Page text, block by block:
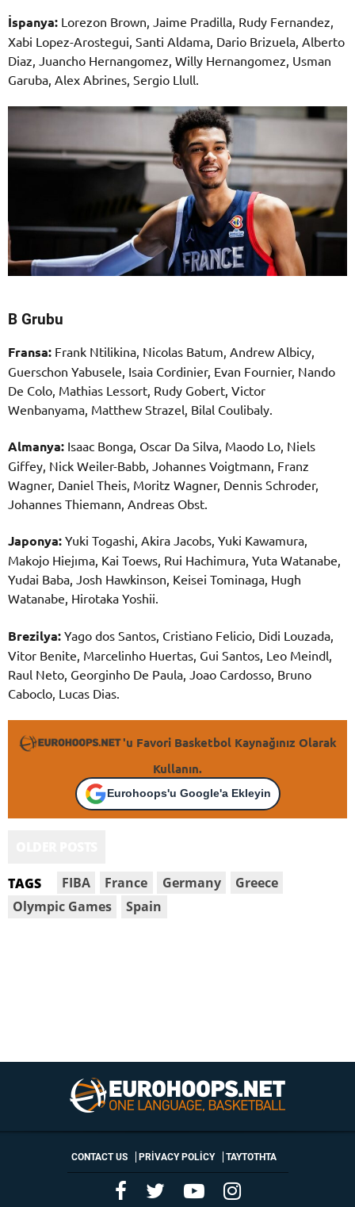
İspanya: Lorezon Brown, Jaime Pradilla, Rudy Fernandez,
Xabi Lopez-Arostegui, Santi Aldama, Dario Brizuela, Alberto
Diaz, Juancho Hernangomez, Willy Hernangomez, Usman
Garuba, Alex Abrines, Sergio Llull.
B Grubu
Fransa: Frank Ntilikina, Nicolas Batum, Andrew Albicy,
Guerschon Yabusele, Isaia Cordinier, Evan Fournier, Nando
De Colo, Mathias Lessort, Rudy Gobert, Victor
Wenbanyama, Matthew Strazel, Bilal Coulibaly.
Almanya: Isaac Bonga, Oscar Da Silva, Maodo Lo, Niels
Giffey, Nick Weiler-Babb, Johannes Voigtmann, Franz
Wagner, Daniel Theis, Moritz Wagner, Dennis Schroder,
Johannes Thiemann, Andreas Obst.
Japonya: Yuki Togashi, Akira Jacobs, Yuki Kawamura,
Makojo Hiejıma, Kai Toews, Rui Hachimura, Yuta Watanabe,
Yudai Baba, Josh Hawkinson, Keisei Tominaga, Hugh
Watanabe, Hirotaka Yoshii.
Brezilya: Yago dos Santos, Cristiano Felicio, Didi Louzada,
Vitor Benite, Marcelinho Huertas, Gui Santos, Leo Meindl,
Raul Neto, Georginho De Paula, Joao Cardosso, Bruno
Caboclo, Lucas Dias.
'u Favori Basketbol Kaynağınız Olarak
Kullanın.
Eurohoops'u Google'a Ekleyin
TAGS FIBA France Germany
Greece
Olympic Games
Spain
CONTACT US PRIVACY POLICY ΤΑΥΤΟΤΗΤΑ